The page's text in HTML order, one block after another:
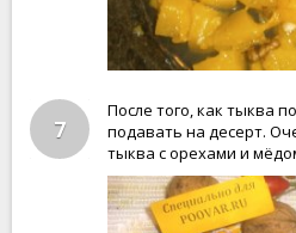
7
После того, как тыква
подавать на десерт.
тыква с орехами и